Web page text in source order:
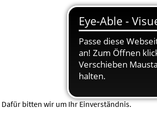
bitten wir um Ihr Einverständnis.